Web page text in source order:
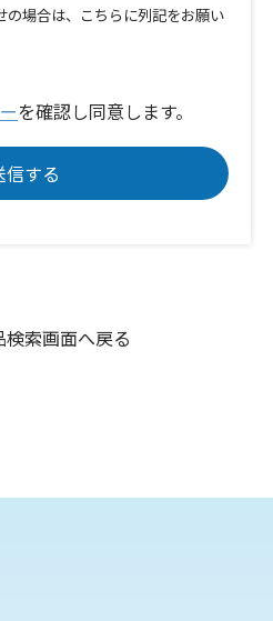
の場合は、こちらに列記をお願い
を確認し同意します。
検索画面へ戻る